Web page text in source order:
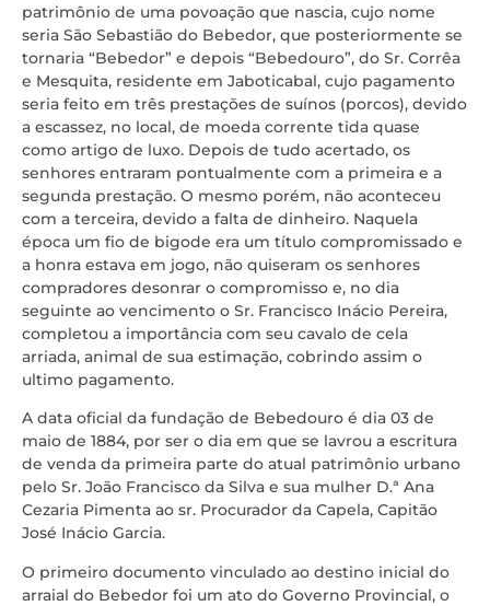
patrimônio de uma povoação que nascia, cujo nome
seria São Sebastião do Bebedor, que posteriormente se
tornaria “Bebedor” e depois “Bebedouro”, do Sr. Corrêa
e Mesquita, residente em Jaboticabal, cujo pagamento
seria feito em três prestações de suínos (porcos), devido
a escassez, no local, de moeda corrente tida quase
como artigo de luxo. Depois de tudo acertado, os
senhores entraram pontualmente com a primeira e a
segunda prestação. O mesmo porém, não aconteceu
com a terceira, devido a falta de dinheiro. Naquela
época um fio de bigode era um título compromissado e
a honra estava em jogo, não quiseram os senhores
compradores desonrar o compromisso e, no dia
seguinte ao vencimento o Sr. Francisco Inácio Pereira,
completou a importância com seu cavalo de cela
arriada, animal de sua estimação, cobrindo assim o
ultimo pagamento.
A data oficial da fundação de Bebedouro é dia 03 de
maio de 1884, por ser o dia em que se lavrou a escritura
de venda da primeira parte do atual patrimônio urbano
pelo Sr. João Francisco da Silva e sua mulher D.ª Ana
Cezaria Pimenta ao sr. Procurador da Capela, Capitão
José Inácio Garcia.
O primeiro documento vinculado ao destino inicial do
arraial do Bebedor foi um ato do Governo Provincial, o